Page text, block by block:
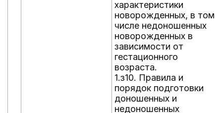
характеристики
новорожденных, в том
числе недоношенных
новорожденных в
зависимости от
гестационного
возраста.
1.з10. Правила и
порядок подготовки
доношенных и
недоношенных